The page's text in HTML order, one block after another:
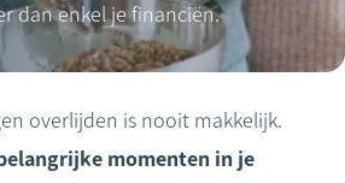
dan enkel je financiën.
overlijden is nooit makkelijk.
momenten in je